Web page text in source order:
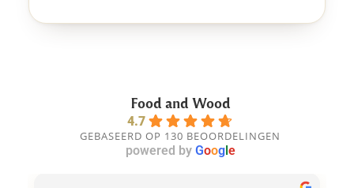
Food and Wood
4.7
GEBASEERD OP 130 BEOORDELINGEN
powered by Googl e